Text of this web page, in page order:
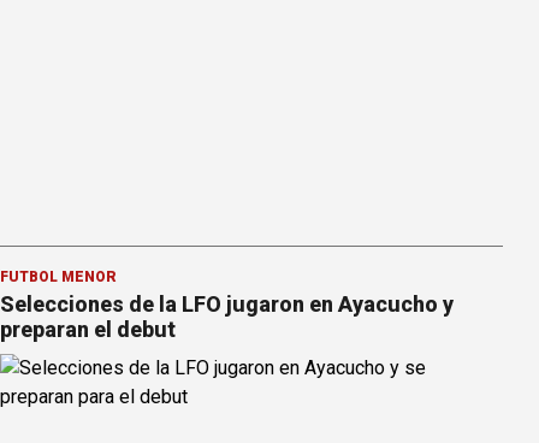
FÚTBOL MENOR
Selecciones de la LFO jugaron en Ayacucho y
preparan el debut